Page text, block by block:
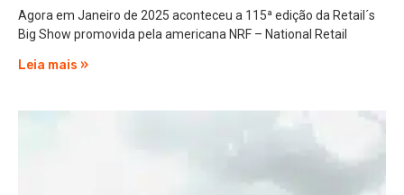
Agora em Janeiro de 2025 aconteceu a 115ª edição da Retail´s
Big Show promovida pela americana NRF – National Retail
Leia mais »